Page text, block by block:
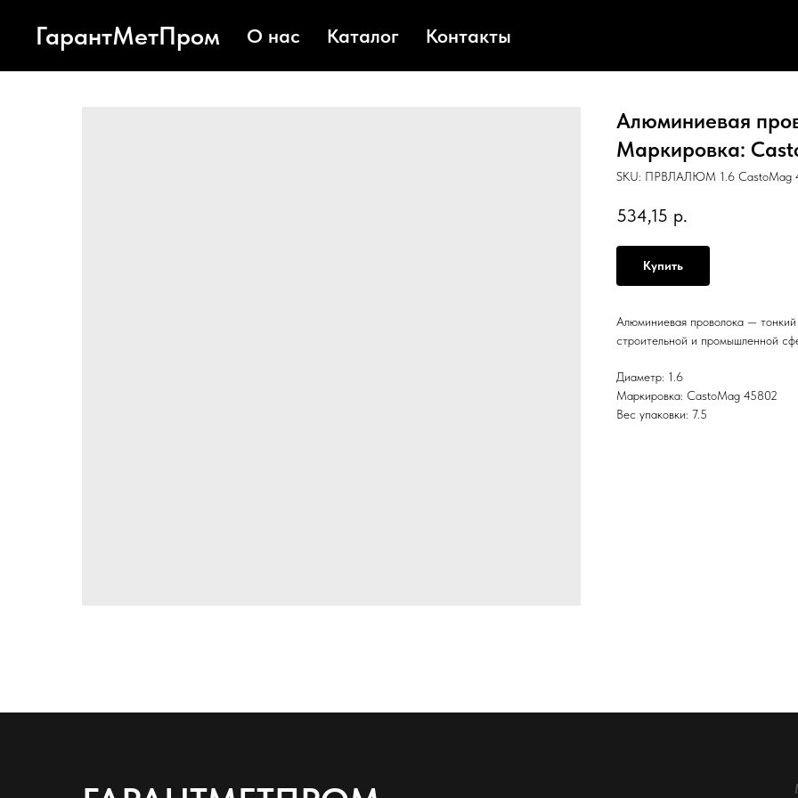
ГарантМетПром О нас Каталог Контакты
Алюминиевая
Маркировка:
SKU: ПРВЛАЛЮМ 1.6 CastoMag
534,15 р.
Купить
Алюминиевая проволока — тонкий
строительной и промышленной
Диаметр: 1.6
Маркировка: CastoMag 45802
Вес упаковки: 7.5